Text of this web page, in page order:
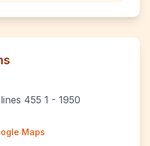
455 1 - 1950
Maps